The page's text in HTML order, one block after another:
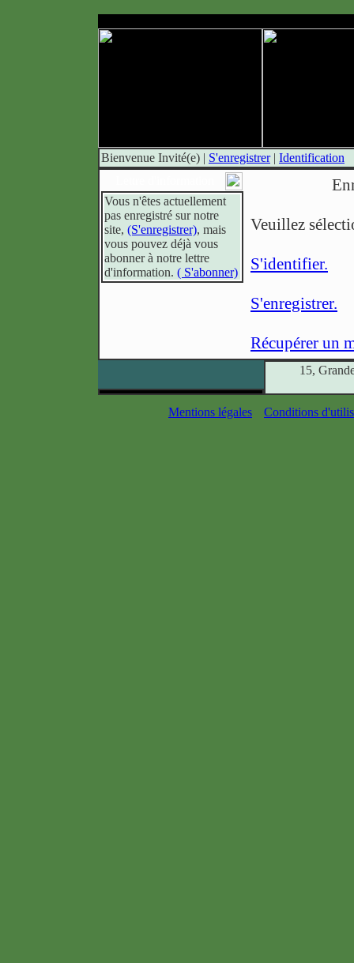
Bienvenue Invité(e) | S'enregistrer| Identification
Vous n'êtes actuellement
pas enregistré sur notre
site, (S'enregistrer), mais
vous pouvez déjà vous
abonner à notre lettre
d'information. ( S'abonner)
Veuillez
S'identifier.
S'enregistrer.
Récupérer un
15,
Mentions légales Conditions